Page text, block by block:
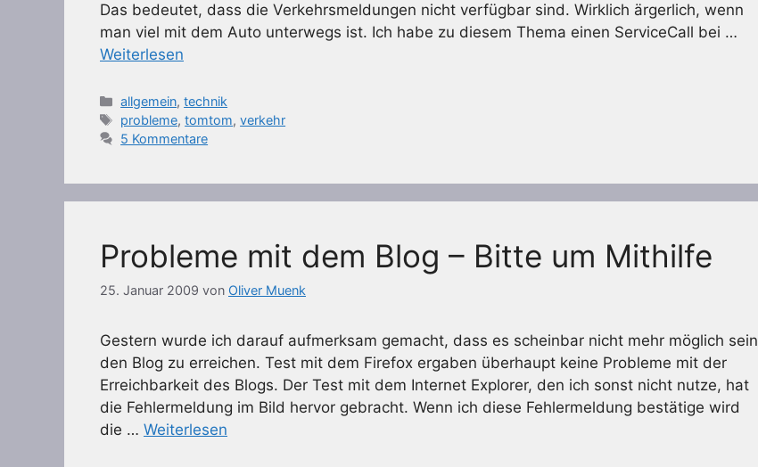
Das bedeutet, dass die Verkehrsmeldungen nicht verfügbar sind. Wirklich ärgerlich, wenn
man viel mit dem Auto unterwegs ist. Ich habe zu diesem Thema einen ServiceCall bei …
Weiterlesen
Kategorien
allgemein,technik
Schlagwörter
probleme,tomtom,verkehr
5 Kommentare
Probleme mit dem Blog – Bitte um Mithilfe
25. Januar 2009 von Oliver Muenk
Gestern wurde ich darauf aufmerksam gemacht, dass es scheinbar nicht mehr möglich sein
den Blog zu erreichen. Test mit dem Firefox ergaben überhaupt keine Probleme mit der
Erreichbarkeit des Blogs. Der Test mit dem Internet Explorer, den ich sonst nicht nutze, hat
die Fehlermeldung im Bild hervor gebracht. Wenn ich diese Fehlermeldung bestätige wird
die … Weiterlesen